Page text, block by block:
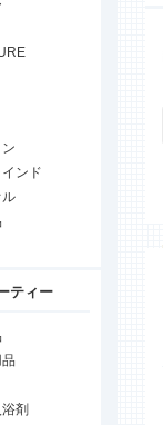
ンド
ル
ティー
剤